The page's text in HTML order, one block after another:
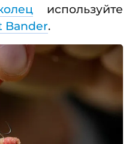
используйте
Bander.